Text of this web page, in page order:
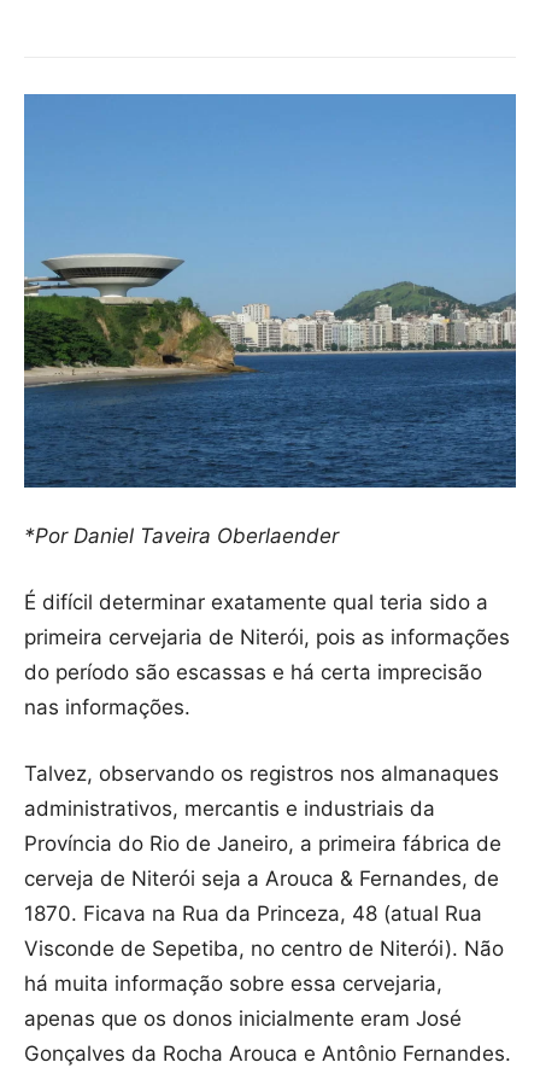
*Por Daniel Taveira Oberlaender
É difícil determinar exatamente qual teria sido a
primeira cervejaria de Niterói, pois as informações
do período são escassas e há certa imprecisão
nas informações.
Talvez, observando os registros nos almanaques
administrativos, mercantis e industriais da
Província do Rio de Janeiro, a primeira fábrica de
cerveja de Niterói seja a Arouca & Fernandes, de
1870. Ficava na Rua da Princeza, 48 (atual Rua
Visconde de Sepetiba, no centro de Niterói). Não
há muita informação sobre essa cervejaria,
apenas que os donos inicialmente eram José
Gonçalves da Rocha Arouca e Antônio Fernandes.